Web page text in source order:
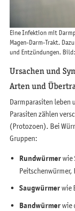
Eine Infektion mit
Magen-Darm-Trakt.
und Entzündungen.
Ursachen und
Arten und
Darmparasiten leben
Parasiten zählen
(Protozoen). Bei
Gruppen:
Rundwürmerwie
Peitschenwürmer,
Saugwürmerwie
Bandwürmerwie